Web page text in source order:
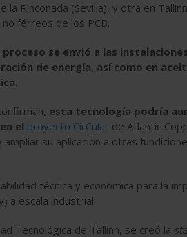
la Rinconada (Sevilla), y otra en
férreos de los PCB.
se envió a las
de energía, así como en
, esta tecnología podría
el proyecto CirCular de Atlantic
su aplicación a otras
técnica y económica para la
a escala industrial.
Tecnológica de Tallinn, se creó la